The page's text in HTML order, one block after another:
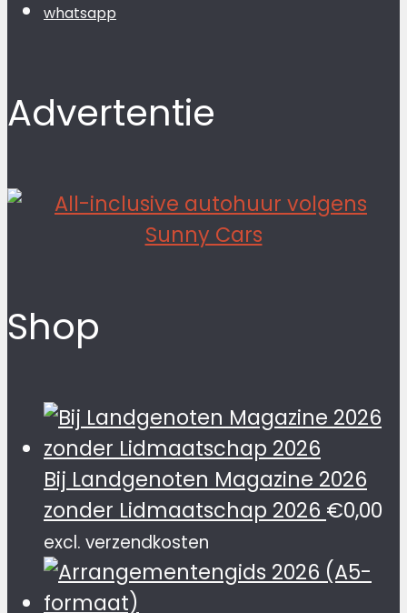
whatsapp
Advertentie
Shop
Bij Landgenoten Magazine 2026
zonder Lidmaatschap 2026 €0,00
excl. verzendkosten